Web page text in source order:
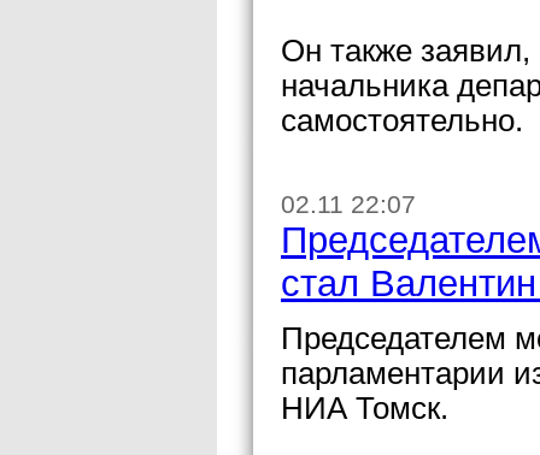
Он также
начальника
самостоятельно.
02.11 22:07
стал
Председателем
парламентарии
НИА Томск.